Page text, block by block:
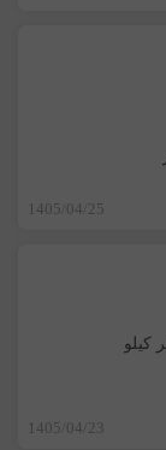
1405/04/25
1405/04/23